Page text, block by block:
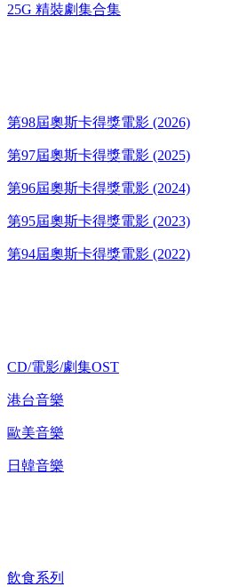
25G 精裝劇集合集
第98屆奧斯卡得獎電影 (2026)
第97屆奧斯卡得獎電影 (2025)
第96屆奧斯卡得獎電影 (2024)
第95屆奧斯卡得獎電影 (2023)
第94屆奧斯卡得獎電影 (2022)
CD/電影/劇集OST
港台音樂
歐美音樂
日韓音樂
飲食系列